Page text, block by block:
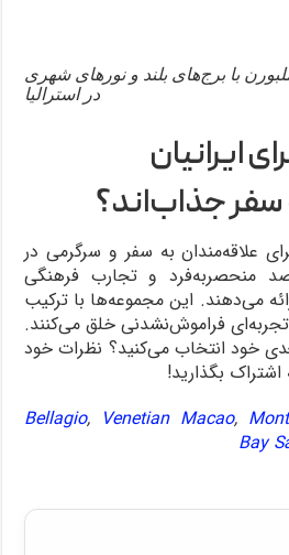
با برج‌های بلند و نورهای شهری
در استرالیا
ایرانیان
سفر جذاب‌اند؟
علاقه‌مندان به سفر و سرگرمی در
منحصربه‌فرد و تجارب فرهنگی
می‌دهند. این مجموعه‌ها با ترکیب
فراموش‌نشدنی خلق می‌کنند.
خود انتخاب می‌کنید؟ نظرات خود
بگذارید!
Bellagio, Venetian Macao,
Bay